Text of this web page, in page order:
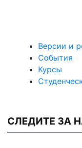
Версии и
События
Курсы
СЛЕДИТЕ ЗА